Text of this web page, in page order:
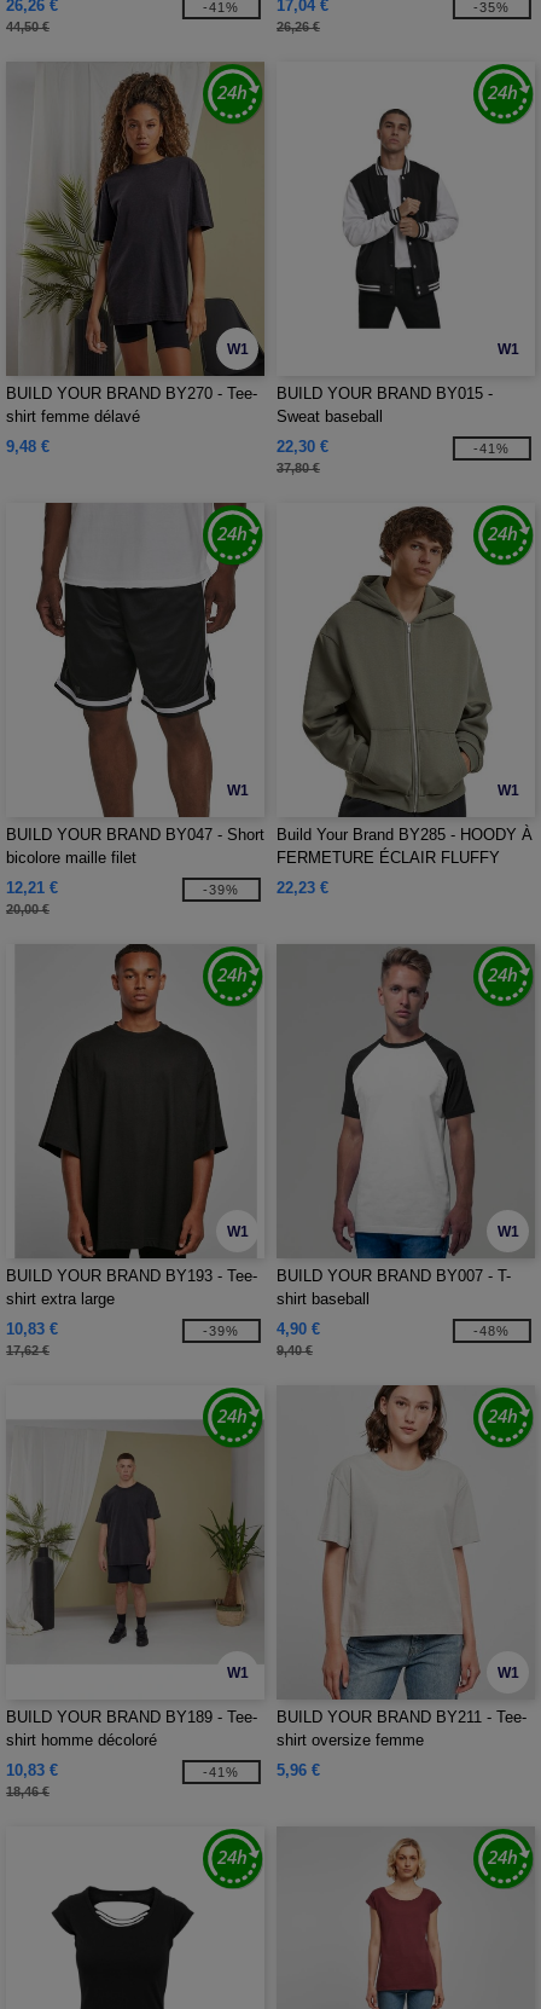
26,26 €
44,50 €
-41% 17,04 €
26,26 €
-35%
W1
BUILD YOUR BRAND BY270 - Tee-
shirt femme délavé
9,48 €
W1
BUILD YOUR BRAND BY015 -
Sweat baseball
22,30 €
37,80 €
-41%
W1
BUILD YOUR BRAND BY047 - Short
bicolore maille filet
12,21 €
20,00 €
-39%
W1
Build Your Brand BY285 - HOODY À
FERMETURE ÉCLAIR FLUFFY
22,23 €
W1
BUILD YOUR BRAND BY193 - Tee-
shirt extra large
10,83 €
17,62 €
-39%
W1
BUILD YOUR BRAND BY007 - T-
shirt baseball
4,90 €
9,40 €
-48%
W1
BUILD YOUR BRAND BY189 - Tee-
shirt homme décoloré
10,83 €
18,46 €
-41%
W1
BUILD YOUR BRAND BY211 - Tee-
shirt oversize femme
5,96 €